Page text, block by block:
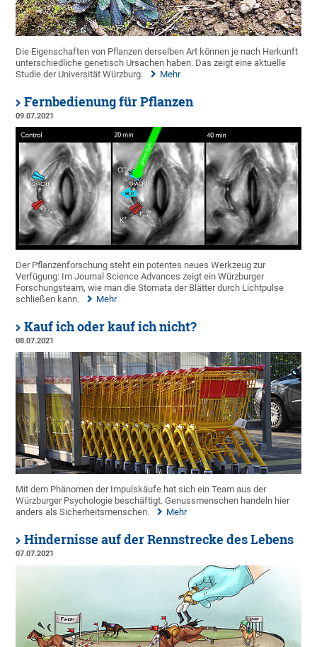
Die Eigenschaften von Pflanzen derselben Art können je nach Herkunft
unterschiedliche genetisch Ursachen haben. Das zeigt eine aktuelle
Studie der Universität Würzburg.
Mehr
Fernbedienung für Pflanzen
09.07.2021
Der Pflanzenforschung steht ein potentes neues Werkzeug zur
Verfügung: Im Journal Science Advances zeigt ein Würzburger
Forschungsteam, wie man die Stomata der Blätter durch Lichtpulse
schließen kann.
Mehr
Kauf ich oder kauf ich nicht?
08.07.2021
Mit dem Phänomen der Impulskäufe hat sich ein Team aus der
Würzburger Psychologie beschäftigt. Genussmenschen handeln hier
anders als Sicherheitsmenschen.
Mehr
Hindernisse auf der Rennstrecke des Lebens
07.07.2021